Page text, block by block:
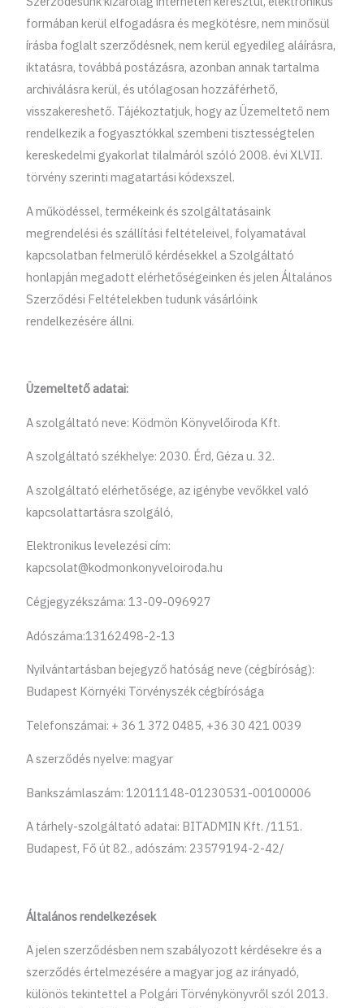
formában kerül elfogadásra és megkötésre, nem minősül
írásba foglalt szerződésnek, nem kerül egyedileg aláírásra,
iktatásra, továbbá postázásra, azonban annak tartalma
archiválásra kerül, és utólagosan hozzáférhető,
visszakereshető. Tájékoztatjuk, hogy az Üzemeltető nem
rendelkezik a fogyasztókkal szembeni tisztességtelen
kereskedelmi gyakorlat tilalmáról szóló 2008. évi XLVII.
törvény szerinti magatartási kódexszel.
A működéssel, termékeink és szolgáltatásaink
megrendelési és szállítási feltételeivel, folyamatával
kapcsolatban felmerülő kérdésekkel a Szolgáltató
honlapján megadott elérhetőségeinken és jelen Általános
Szerződési Feltételekben tudunk vásárlóink
rendelkezésére állni.
Üzemeltető adatai:
A szolgáltató neve: Ködmön Könyvelőiroda Kft.
A szolgáltató székhelye: 2030. Érd, Géza u. 32.
A szolgáltató elérhetősége, az igénybe vevőkkel való
kapcsolattartásra szolgáló,
Elektronikus levelezési cím:
kapcsolat@kodmonkonyveloiroda.hu
Cégjegyzékszáma: 13-09-096927
Adószáma:13162498-2-13
Nyilvántartásban bejegyző hatóság neve (cégbíróság):
Budapest Környéki Törvényszék cégbírósága
Telefonszámai: + 36 1 372 0485, +36 30 421 0039
A szerződés nyelve: magyar
Bankszámlaszám: 12011148-01230531-00100006
A tárhely-szolgáltató adatai: BITADMIN Kft. /1151.
Budapest, Fő út 82., adószám: 23579194-2-42/
Általános rendelkezések
A jelen szerződésben nem szabályozott kérdésekre és a
szerződés értelmezésére a magyar jog az irányadó,
különös tekintettel a Polgári Törvénykönyvről szól 2013.